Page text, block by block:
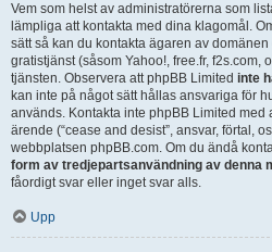
Vem som helst av administratörerna som
lämpliga att kontakta med dina klagomål.
sätt så kan du kontakta ägaren av
gratistjänst (såsom Yahoo!, free.fr, f2s.com,
tjänsten. Observera att phpBB Limited inte
kan inte på något sätt hållas ansvariga för
används. Kontakta inte phpBB Limited
ärende (“cease and desist”, ansvar, förtal,
webbplatsen phpBB.com. Om du ändå
form av tredjepartsanvändning av denna
fåordigt svar eller inget svar alls.
Upp